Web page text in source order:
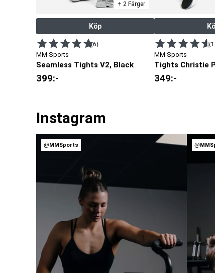
+ 2 Färger
Köp
(6)
MM Sports
Seamless Tights V2, Black
399:-
MM Sports
Tights Christie
349:-
Instagram
@MMSports